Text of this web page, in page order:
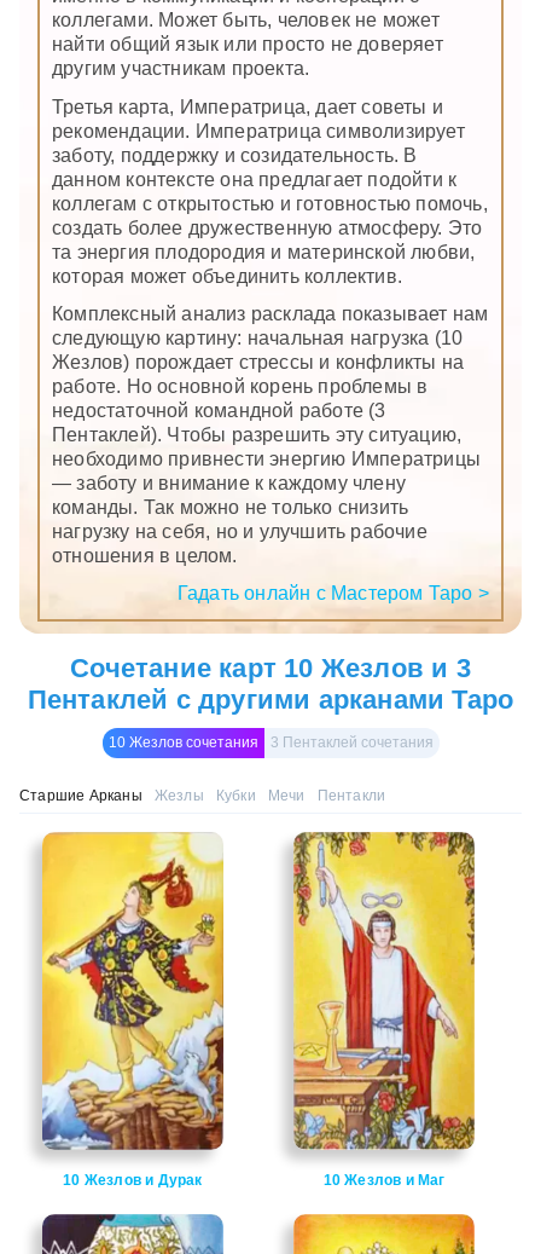
коллегами. Может быть, человек не может
найти общий язык или просто не доверяет
другим участникам проекта.
Третья карта, Императрица, дает советы и
рекомендации. Императрица символизирует
заботу, поддержку и созидательность. В
данном контексте она предлагает подойти к
коллегам с открытостью и готовностью помочь,
создать более дружественную атмосферу. Это
та энергия плодородия и материнской любви,
которая может объединить коллектив.
Комплексный анализ расклада показывает нам
следующую картину: начальная нагрузка (10
Жезлов) порождает стрессы и конфликты на
работе. Но основной корень проблемы в
недостаточной командной работе (3
Пентаклей). Чтобы разрешить эту ситуацию,
необходимо привнести энергию Императрицы
— заботу и внимание к каждому члену
команды. Так можно не только снизить
нагрузку на себя, но и улучшить рабочие
отношения в целом.
Гадать онлайн с Мастером Таро >
Сочетание карт 10 Жезлов и 3
Пентаклей с другими арканами Таро
10 Жезлов сочетания 3 Пентаклей сочетания
Старшие Арканы Жезлы Кубки Мечи Пентакли
10 Жезлов и Дурак 10 Жезлов и Маг